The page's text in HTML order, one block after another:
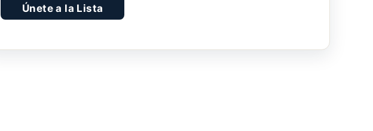
Únete a la Lista